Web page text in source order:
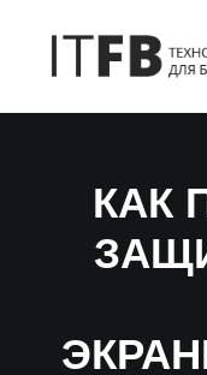
DEVOPS
ОТЗЫВЫ
КАК